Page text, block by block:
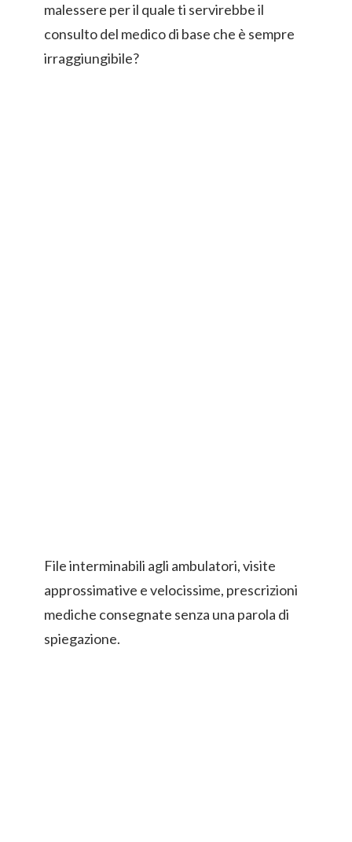
malessere per il quale ti servirebbe il
consulto del medico di base che è sempre
irraggiungibile?
File interminabili agli ambulatori, visite
approssimative e velocissime, prescrizioni
mediche consegnate senza una parola di
spiegazione.